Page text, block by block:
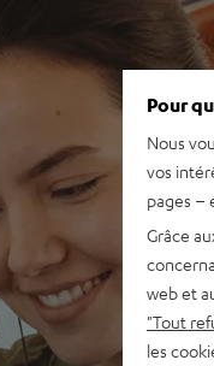
Pour
Nous
vos
pages –
Grâce
web et
"Tout
les